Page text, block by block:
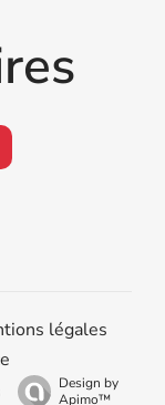
légales
Design by
Apimo™